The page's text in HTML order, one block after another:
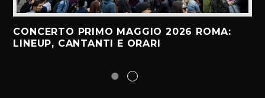
CONCERTO PRIMO MAGGIO 2026 ROMA:
LINEUP, CANTANTI E ORARI